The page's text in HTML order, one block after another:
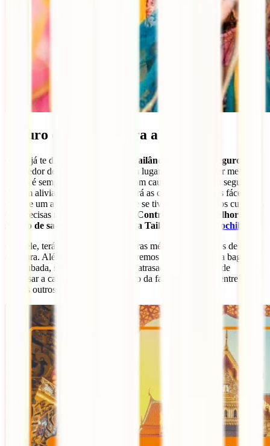
Seguro de viagem para a Tailândia
Como já te dissemos, em geral, a Tailândia é um país seguro
merecedor de uma visita. Não é um lugar onde se deva ter medo de
ir, mas é sempre sensato andares com cautela. Viajar com seguro de
viagem aliviará a tua mente e tornará as coisas muito mais fáceis no
caso de um acidente, especialmente se tiveres a certeza dos cuidados
que precisas na tua própria língua.
Contrata agora o melhor
seguro de saúde de viagem para a Tailândia:
IATI Mochileiro.
Com ele, terás as melhores coberturas médicas e desportos de
aventura. Além disso, também estaremos lá para ti se a tua bagagem
for roubada, se o teu transporte for atrasado ou se tiveres de
regressar a casa porque um membro da família adoeceu, entre
muitos outros problemas.